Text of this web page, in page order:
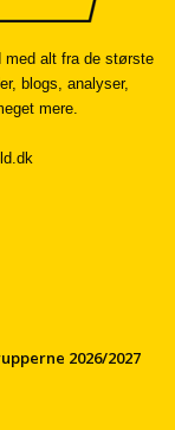
med alt fra de største
blogs, analyser,
mere.
2026/2027